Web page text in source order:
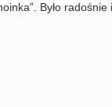
Było